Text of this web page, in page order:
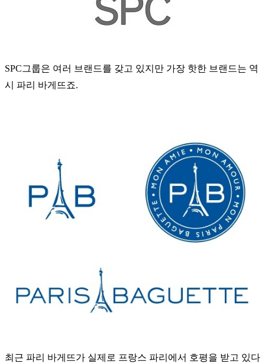
SPC그룹은 여러 브랜드를 갖고 있지만 가장 핫한 브랜드는 역
시 파리 바게뜨죠.
최근 파리 바게뜨가 실제로 프랑스 파리에서 호평을 받고 있다